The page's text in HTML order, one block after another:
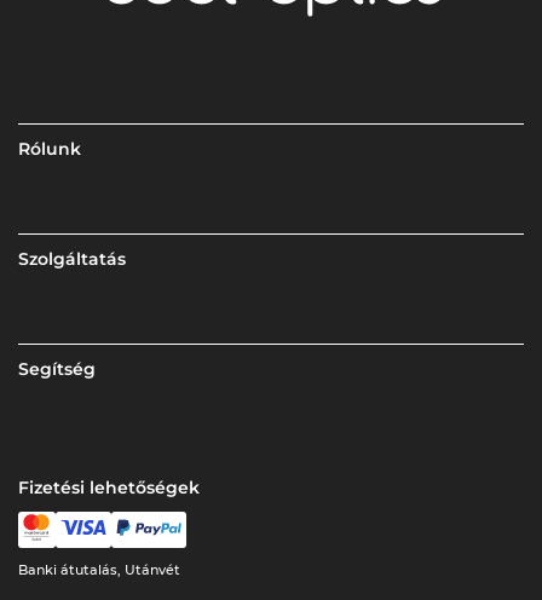
Rólunk
Szolgáltatás
Segítség
Fizetési lehetőségek
Banki átutalás, Utánvét